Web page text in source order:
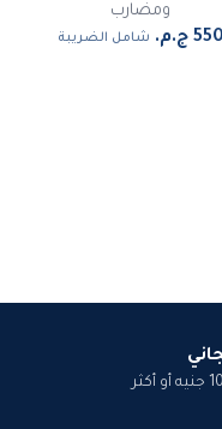
ومضارب
شامل الضريبة